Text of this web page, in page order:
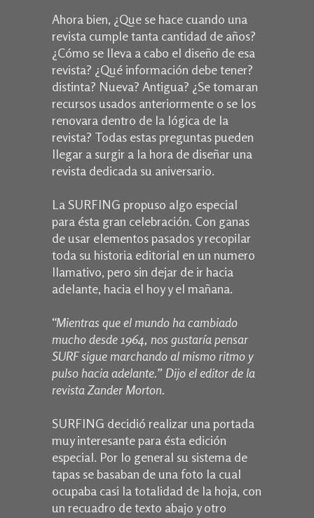
Ahora bien, ¿Que se hace cuando una
revista cumple tanta cantidad de años?
¿Cómo se lleva a cabo el diseño de esa
revista? ¿Qué información debe tener?
distinta? Nueva? Antigua? ¿Se tomaran
recursos usados anteriormente o se los
renovara dentro de la lógica de la
revista? Todas estas preguntas pueden
llegar a surgir a la hora de diseñar una
revista dedicada su aniversario.
La SURFING propuso algo especial
para ésta gran celebración. Con ganas
de usar elementos pasados y recopilar
toda su historia editorial en un numero
llamativo, pero sin dejar de ir hacia
adelante, hacia el hoy y el mañana.
“Mientras que el mundo ha cambiado
mucho desde 1964, nos gustaría pensar
SURF sigue marchando al mismo ritmo y
pulso hacia adelante.” Dijo el editor de la
revista Zander Morton.
SURFING decidió realizar una portada
muy interesante para ésta edición
especial. Por lo general su sistema de
tapas se basaban de una foto la cual
ocupaba casi la totalidad de la hoja, con
un recuadro de texto abajo y otro